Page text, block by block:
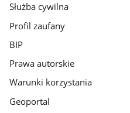
Służba cywilna
Profil zaufany
BIP
Prawa autorskie
Warunki korzystania
Geoportal